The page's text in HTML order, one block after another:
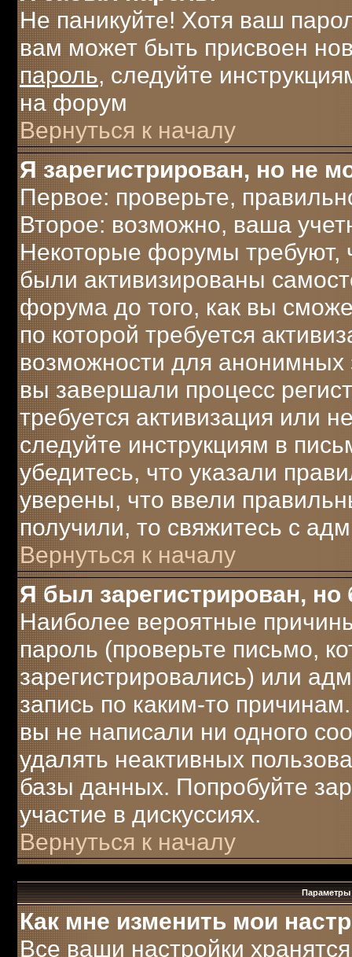
Не паникуйте! Хотя ваш
вам может быть присвоен
пароль, следуйте
на форум
Вернуться к началу
Я зарегистрирован, но не
Первое: проверьте,
Второе: возможно, ваша
Некоторые форумы требуют,
были активизированы
форума до того, как вы
по которой требуется
возможности для анонимных
вы завершали процесс
требуется активизация или
следуйте инструкциям в
убедитесь, что указали
уверены, что ввели
получили, то свяжитесь с
Вернуться к началу
Я был зарегистрирован,
Наиболее вероятные
пароль (проверьте письмо,
зарегистрировались) или
запись по каким-то
вы не написали ни одного
удалять неактивных
базы данных. Попробуйте
участие в дискуссиях.
Вернуться к началу
Параметры
Как мне изменить мои
Все ваши настройки